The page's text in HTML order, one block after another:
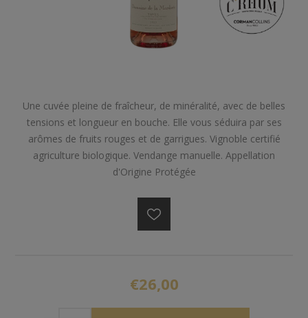
Une cuvée pleine de fraîcheur, de minéralité, avec de belles
tensions et longueur en bouche. Elle vous séduira par ses
arômes de fruits rouges et de garrigues. Vignoble certifié
agriculture biologique. Vendange manuelle. Appellation
d'Origine Protégée
€26,00